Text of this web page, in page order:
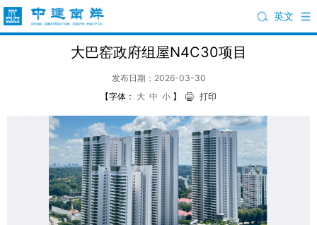
英文
大巴窑政府组屋N4C30项目
发布日期：2026-03-30
【字体： 大 中 小 】 打印